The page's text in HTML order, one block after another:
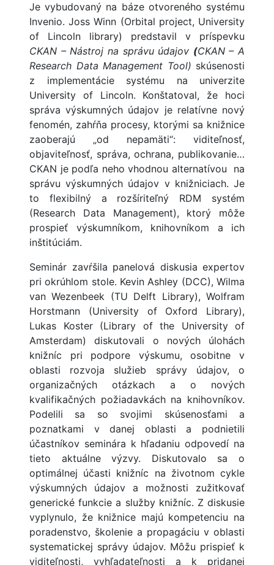
Je vybudovaný na báze otvoreného systému
Invenio. Joss Winn (Orbital project, University
of Lincoln library) predstavil v príspevku
CKAN – Nástroj na správu údajov (CKAN – A
Research Data Management Tool) skúsenosti
z implementácie systému na univerzite
University of Lincoln. Konštatoval, že hoci
správa výskumných údajov je relatívne nový
fenomén, zahŕňa procesy, ktorými sa knižnice
zaoberajú „od nepamäti“: viditeľnosť,
objaviteľnosť, správa, ochrana, publikovanie…
CKAN je podľa neho vhodnou alternatívou
na
správu výskumných údajov v knižniciach. Je
to flexibilný a rozšíriteľný RDM systém
(Research Data Management), ktorý môže
prospieť výskumníkom, knihovníkom a ich
inštitúciám.
Seminár zavŕšila panelová diskusia expertov
pri okrúhlom stole. Kevin Ashley (DCC), Wilma
van Wezenbeek (TU Delft Library), Wolfram
Horstmann (University of Oxford Library),
Lukas Koster (Library of the University of
Amsterdam) diskutovali o nových úlohách
knižníc pri podpore výskumu, osobitne v
oblasti rozvoja služieb správy údajov, o
organizačných otázkach a o nových
kvalifikačných požiadavkách na knihovníkov.
Podelili sa so svojimi skúsenosťami a
poznatkami v danej oblasti a podnietili
účastníkov seminára k hľadaniu odpovedí na
tieto aktuálne výzvy. Diskutovalo sa o
optimálnej účasti knižníc na životnom cykle
výskumných údajov a možnosti zužitkovať
generické funkcie a služby knižníc. Z diskusie
vyplynulo, že knižnice majú kompetenciu na
poradenstvo, školenie a propagáciu v oblasti
systematickej správy údajov. Môžu prispieť k
viditeľnosti, vyhľadateľnosti a k pridanej